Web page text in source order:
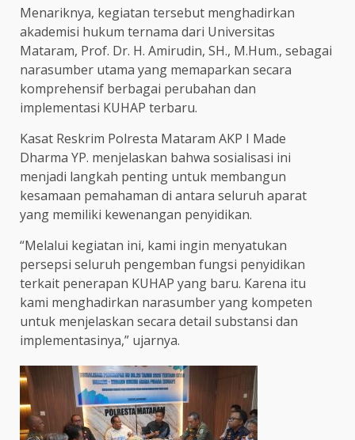
Menariknya, kegiatan tersebut menghadirkan
akademisi hukum ternama dari Universitas
Mataram, Prof. Dr. H. Amirudin, SH., M.Hum., sebagai
narasumber utama yang memaparkan secara
komprehensif berbagai perubahan dan
implementasi KUHAP terbaru.
Kasat Reskrim Polresta Mataram AKP I Made
Dharma YP. menjelaskan bahwa sosialisasi ini
menjadi langkah penting untuk membangun
kesamaan pemahaman di antara seluruh aparat
yang memiliki kewenangan penyidikan.
“Melalui kegiatan ini, kami ingin menyatukan
persepsi seluruh pengemban fungsi penyidikan
terkait penerapan KUHAP yang baru. Karena itu
kami menghadirkan narasumber yang kompeten
untuk menjelaskan secara detail substansi dan
implementasinya,” ujarnya.